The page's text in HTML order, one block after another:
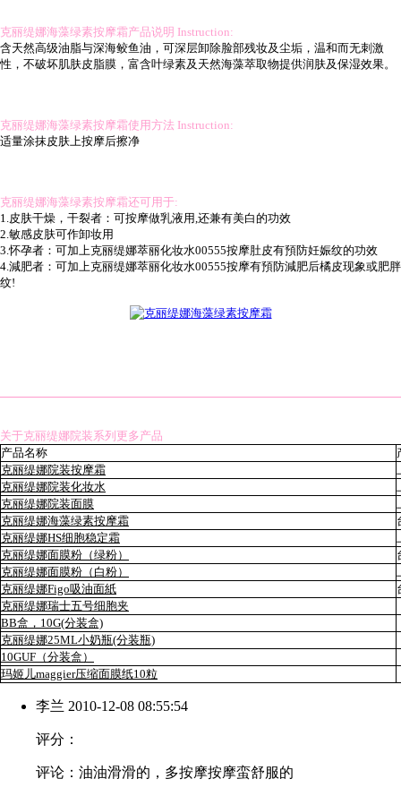
克丽缇娜海藻绿素按摩霜产品说明 Instruction:
含天然高级油脂与深海鲛鱼油，可深层卸除脸部残妆及尘垢，温和而无刺激
性，不破坏肌肤皮脂膜，富含叶绿素及天然海藻萃取物提供润肤及保湿效果。
克丽缇娜海藻绿素按摩霜使用方法 Instruction:
适量涂抹皮肤上按摩后擦净
克丽缇娜海藻绿素按摩霜还可用于:
1.皮肤干燥，干裂者：可按摩做乳液用,还兼有美白的功效
2.敏感皮肤可作卸妆用
3.怀孕者：可加上克丽缇娜萃丽化妆水00555按摩肚皮有預防妊娠纹的功效
4.減肥者：可加上克丽缇娜萃丽化妆水00555按摩有預防減肥后橘皮现象或肥胖
纹!
关于克丽缇娜院装系列更多产品
产品名称
克丽缇娜院装按摩霜
克丽缇娜院装化妆水
克丽缇娜院装面膜
克丽缇娜海藻绿素按摩霜
克丽缇娜HS细胞稳定霜
克丽缇娜面膜粉（绿粉）
克丽缇娜面膜粉（白粉）
克丽缇娜Figo吸油面紙
克丽缇娜瑞士五号细胞夹
BB盒，10G(分装盒)
克丽缇娜25ML小奶瓶(分装瓶)
10GUF（分装盒）
玛姬儿maggier压缩面膜纸10粒
李兰 2010-12-08 08:55:54
评分：
评论：油油滑滑的，多按摩按摩蛮舒服的